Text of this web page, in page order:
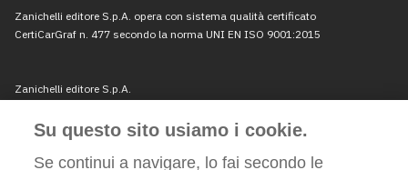
Su questo sito usiamo i cookie.
Se continui a navigare, lo fai secondo le